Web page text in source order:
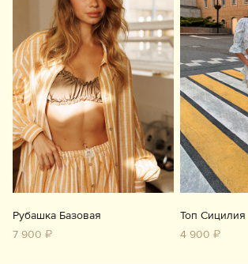
Рубашка Базовая
7 900 ₽
Топ Сицилия
4 900 ₽